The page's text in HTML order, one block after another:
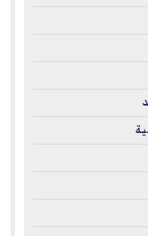
authority in
qualifications
EuroMaTech’s
range of essential
frameworks as well
standards. These